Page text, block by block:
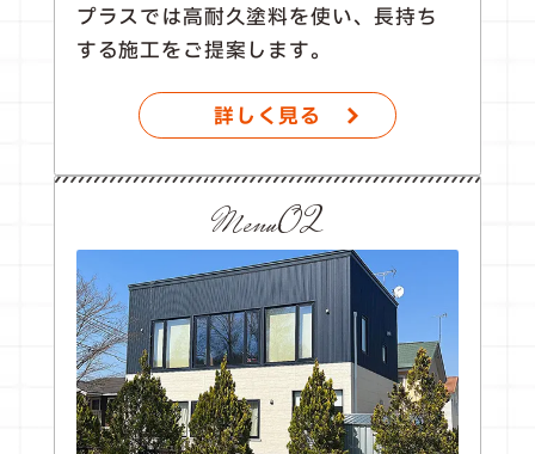
プラスでは高耐久塗料を使い、長持ち
する施工をご提案します。
詳しく見る
Menu02